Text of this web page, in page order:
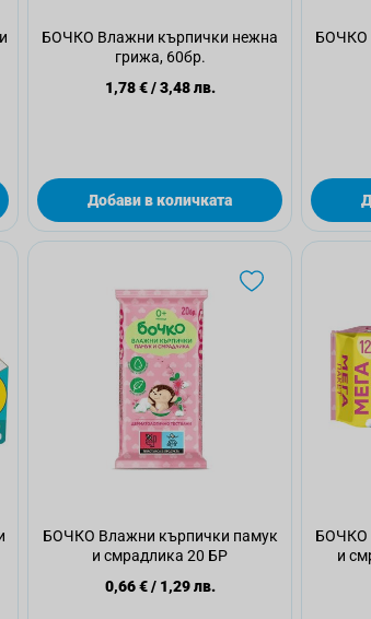
БОЧКО Влажни кърпички нежна
грижа, 60бр.
1,78 €/3,48 лв.
Добави в количката
БОЧКО
БОЧКО Влажни кърпички памук
и смрадлика 20 БР
0,66 €/ 1,29 лв.
БОЧКО
и